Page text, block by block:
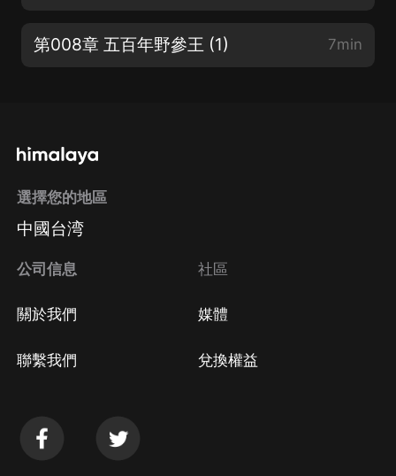
第008章 五百年野參王 (1) 7min
選擇您的地區
中國台湾
公司信息
關於我們
聯繫我們
社區
媒體
兌換權益